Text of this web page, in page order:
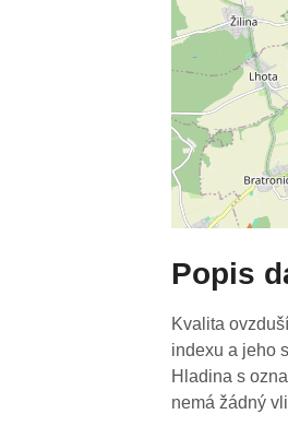
Popis
Kvalita
indexu a jeho
Hladina s
nemá žádný